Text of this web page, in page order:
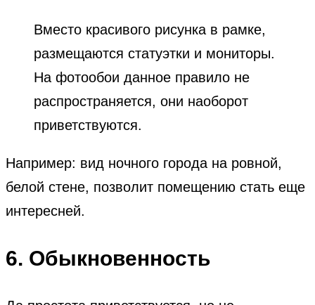
Вместо красивого рисунка в рамке,
размещаются статуэтки и мониторы.
На фотообои данное правило не
распространяется, они наоборот
приветствуются.
Например: вид ночного города на ровной,
белой стене, позволит помещению стать еще
интересней.
6. Обыкновенность